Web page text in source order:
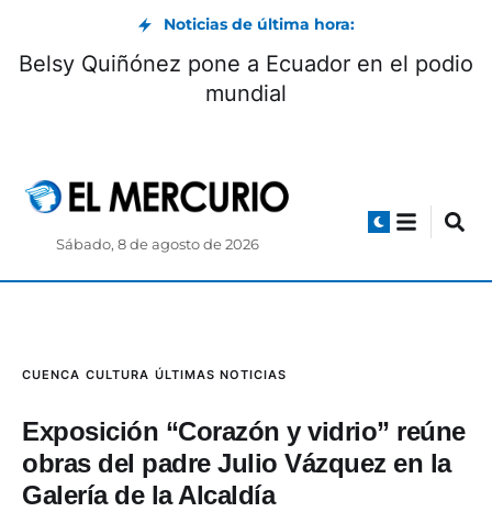
Noticias de última hora:
Belsy Quiñónez pone a Ecuador en el podio
mundial
Sábado, 8 de agosto de 2026
CUENCA CULTURA ÚLTIMAS NOTICIAS
Exposición “Corazón y vidrio” reúne
obras del padre Julio Vázquez en la
Galería de la Alcaldía